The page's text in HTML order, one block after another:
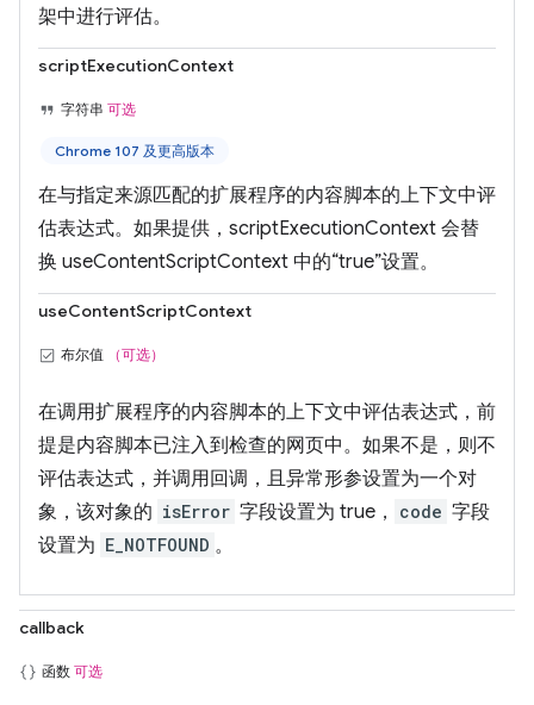
架中进行评估。
scriptExecutionContext
字符串 可选
Chrome 107 及更高版本
在与指定来源匹配的扩展程序的内容脚本的上下文中评
估表达式。如果提供，scriptExecutionContext 会替
换 useContentScriptContext 中的“true”设置。
useContentScriptContext
布尔值 （可选）
在调用扩展程序的内容脚本的上下文中评估表达式，前
提是内容脚本已注入到检查的网页中。如果不是，则不
评估表达式，并调用回调，且异常形参设置为一个对
象，该对象的 isError 字段设置为 true， code 字段
设置为 E_NOTFOUND 。
callback
函数 可选